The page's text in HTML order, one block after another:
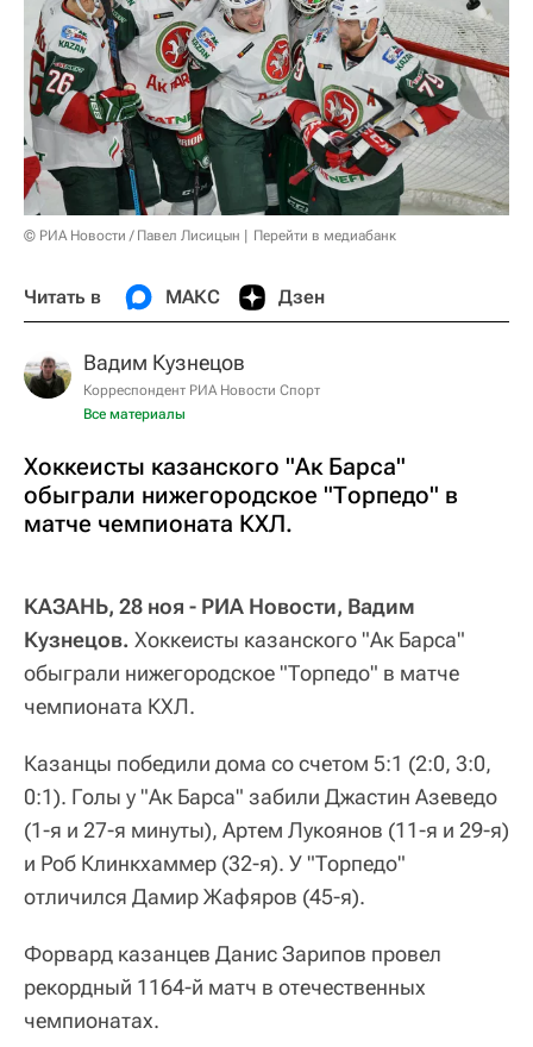
© РИА Новости / Павел Лисицын Перейти в медиабанк
Читать в МАКС Дзен
Вадим Кузнецов
Корреспондент РИА Новости Спорт
Все материалы
Хоккеисты казанского "Ак Барса"
обыграли нижегородское "Торпедо" в
матче чемпионата КХЛ.
КАЗАНЬ, 28 ноя - РИА Новости, Вадим
Кузнецов. Хоккеисты казанского "Ак Барса"
обыграли нижегородское "Торпедо" в матче
чемпионата КХЛ.
Казанцы победили дома со счетом 5:1 (2:0, 3:0,
0:1). Голы у "Ак Барса" забили Джастин Азеведо
(1-я и 27-я минуты), Артем Лукоянов (11-я и 29-я)
и Роб Клинкхаммер (32-я). У "Торпедо"
отличился Дамир Жафяров (45-я).
Форвард казанцев Данис Зарипов провел
рекордный 1164-й матч в отечественных
чемпионатах.